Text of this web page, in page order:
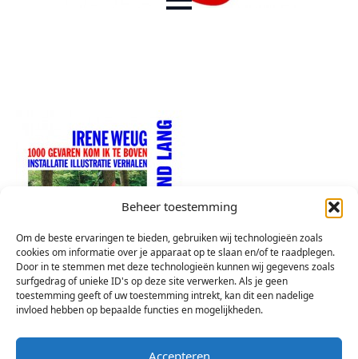
Beheer toestemming
Om de beste ervaringen te bieden, gebruiken wij technologieën zoals
cookies om informatie over je apparaat op te slaan en/of te raadplegen.
Door in te stemmen met deze technologieën kunnen wij gegevens zoals
surfgedrag of unieke ID's op deze site verwerken. Als je geen
toestemming geeft of uw toestemming intrekt, kan dit een nadelige
invloed hebben op bepaalde functies en mogelijkheden.
Accepteren